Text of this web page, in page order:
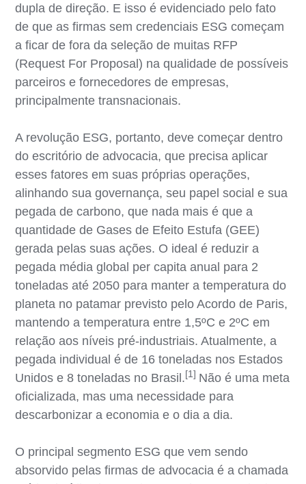
dupla de direção. E isso é evidenciado pelo fato
de que as firmas sem credenciais ESG começam
a ficar de fora da seleção de muitas RFP
(Request For Proposal) na qualidade de possíveis
parceiros e fornecedores de empresas,
principalmente transnacionais.
A revolução ESG, portanto, deve começar dentro
do escritório de advocacia, que precisa aplicar
esses fatores em suas próprias operações,
alinhando sua governança, seu papel social e sua
pegada de carbono, que nada mais é que a
quantidade de Gases de Efeito Estufa (GEE)
gerada pelas suas ações. O ideal é reduzir a
pegada média global per capita anual para 2
toneladas até 2050 para manter a temperatura do
planeta no patamar previsto pelo Acordo de Paris,
mantendo a temperatura entre 1,5ºC e 2ºC em
relação aos níveis pré-industriais. Atualmente, a
pegada individual é de 16 toneladas nos Estados
Unidos e 8 toneladas no Brasil. [1] Não é uma meta
oficializada, mas uma necessidade para
descarbonizar a economia e o dia a dia.
O principal segmento ESG que vem sendo
absorvido pelas firmas de advocacia é a chamada